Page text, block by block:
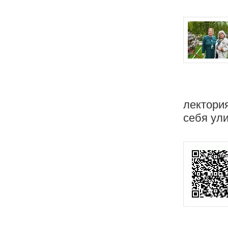
себя